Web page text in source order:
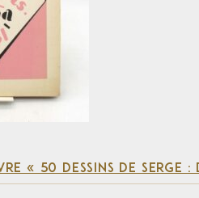
« 50 DESSINS DE SERGE